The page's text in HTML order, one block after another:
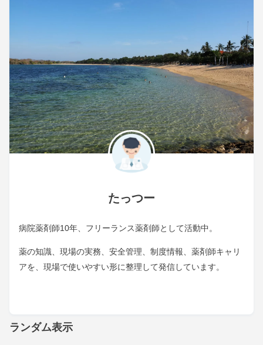
たっつー
病院薬剤師10年、フリーランス薬剤師として活動中。
薬の知識、現場の実務、安全管理、制度情報、薬剤師キャリ
アを、現場で使いやすい形に整理して発信しています。
ランダム表示